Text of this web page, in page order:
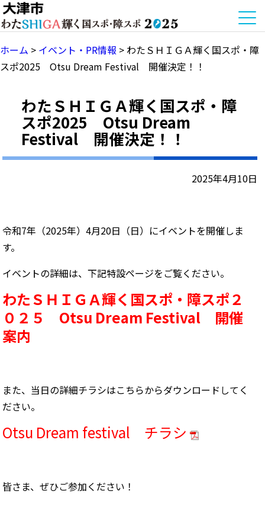
ホーム > イベント・PR情報 > わたＳＨＩＧＡ輝く国スポ・障
スポ2025 Otsu Dream Festival 開催決定！！
わたＳＨＩＧＡ輝く国スポ・障
スポ2025 Otsu Dream
Festival 開催決定！！
2025年4月10日
令和7年（2025年）4月20日（日）にイベントを開催しま
す。
イベントの詳細は、下記特設ページをご覧ください。
わたＳＨＩＧＡ輝く国スポ・障スポ２
０２５ Otsu Dream Festival 開催
案内
また、当日の詳細チラシはこちらからダウンロードしてく
ださい。
Otsu Dream festival チラシ
皆さま、ぜひご参加ください！